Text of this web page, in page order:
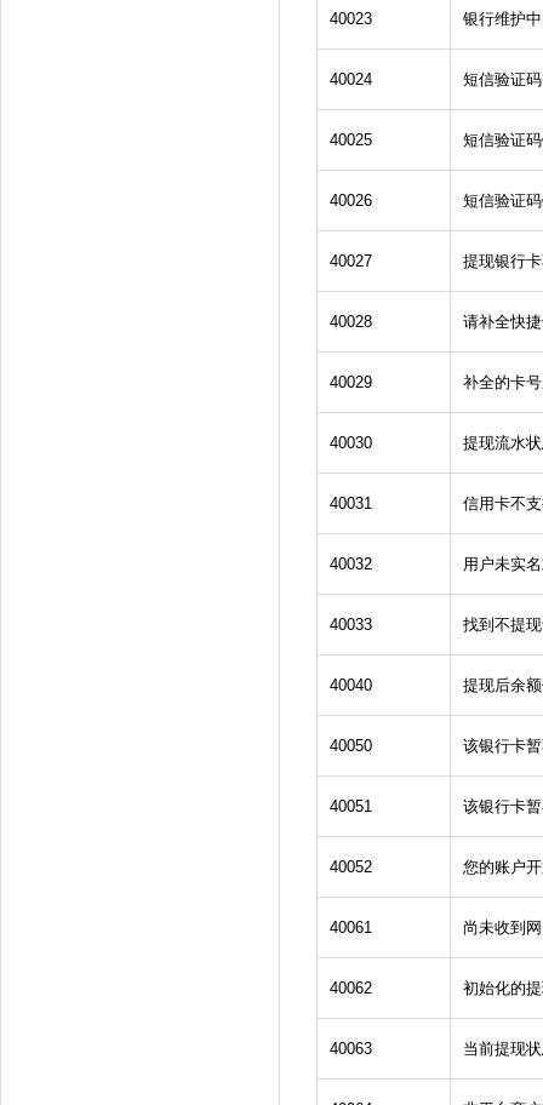
40023 银行维护
40024 短信验证
40025 短信验证
40026 短信验证
40027 提现银行
40028 请补全快
40029 补全的卡
40030 提现流水
40031 信用卡不
40032 用户未实
40033 找到不提
40040 提现后余
40050 该银行卡
40051 该银行卡
40052 您的账户
40061 尚未收到
40062 初始化的
40063 当前提现